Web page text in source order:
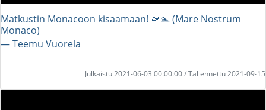
Matkustin Monacoon kisaamaan! 🛫🏊 (Mare Nostrum
Monaco)
― Teemu Vuorela
Julkaistu 2021-06-03 00:00:00 / Tallennettu 2021-09-15